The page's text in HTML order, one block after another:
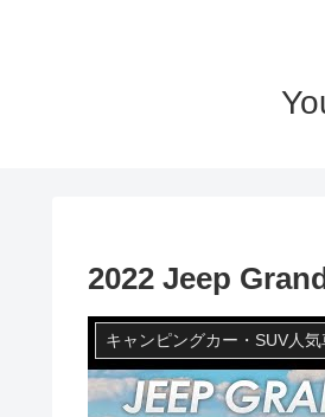
2022 Jeep
キャンピングカー・SUV人気